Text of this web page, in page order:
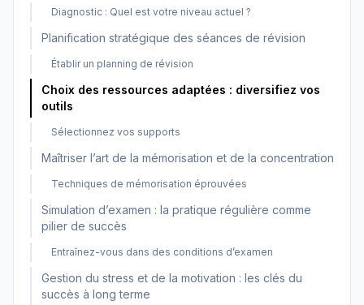
Diagnostic : Quel est votre niveau actuel ?
Planification stratégique des séances de révision
Établir un planning de révision
Choix des ressources adaptées : diversifiez vos
outils
Sélectionnez vos supports
Maîtriser l’art de la mémorisation et de la concentration
Techniques de mémorisation éprouvées
Simulation d’examen : la pratique régulière comme
pilier de succès
Entraînez-vous dans des conditions d’examen
Gestion du stress et de la motivation : les clés du
succès à long terme